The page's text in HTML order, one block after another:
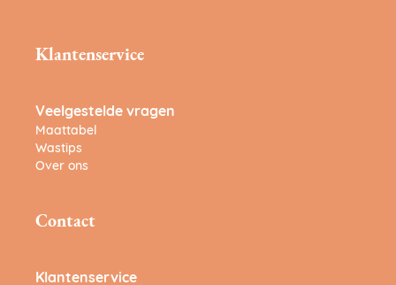
Klantenservice
Veelgestelde vragen
Maattabel
Wastips
Over ons
Contact
Klantenservice